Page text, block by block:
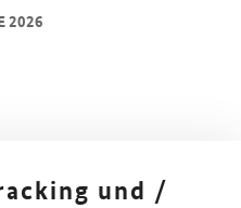
2026
und /